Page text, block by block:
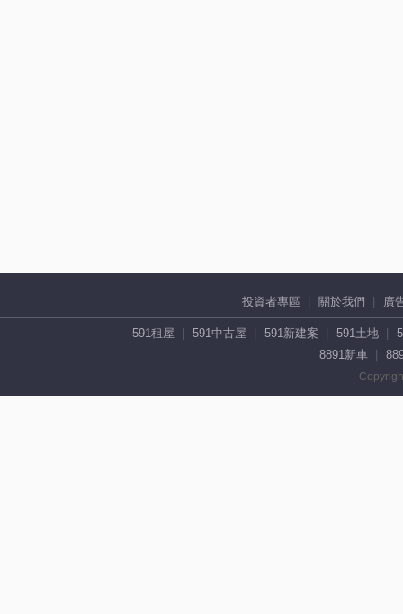
投資者專區 關於我們 廣
591租屋 591中古屋 591新建案 591土地
8891新車